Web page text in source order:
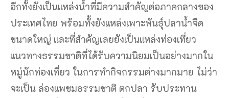
อีกทั้งยังเป็นแหล่งน้ำที่มีความสำคัญต่อภาคกลางของ
ประเทศไทย พร้อมทั้งยังแหล่งเพาะพันธุ์ปลาน้ำจืด
ขนาดใหญ่ และที่สำคัญเลยยังเป็นแหล่งท่องเที่ยว
แนวทางธรรมชาติที่ได้รับความนิยมเป็นอย่างมากใน
หมู่นักท่องเที่ยว ในการทำกิจกรรมต่างมากมาย ไม่ว่า
จะเป็น ล่องแพชมธรรมชาติ ตกปลา รับประทาน